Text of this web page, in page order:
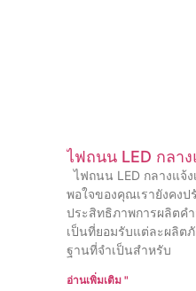
ไฟถนน LED กลาง
ไฟถนน LED กลางแจ้
พอใจของคุณเรายังคง
ประสิทธิภาพการผลิตคํ
เป็นที่ยอมรับแต่ละผลิต
ฐานที่จําเป็นสําหรับ
อ่านเพิ่มเติม "